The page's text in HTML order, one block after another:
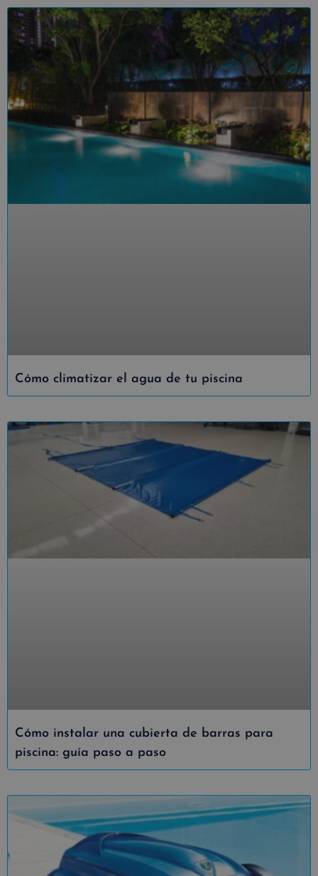
Cómo climatizar el agua de tu piscina
Cómo instalar una cubierta de barras para
piscina: guía paso a paso